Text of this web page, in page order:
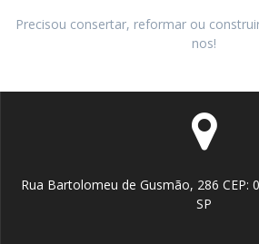
Precisou consertar, reformar ou
nos!
Rua Bartolomeu de Gusmão, 286 CEP:
SP